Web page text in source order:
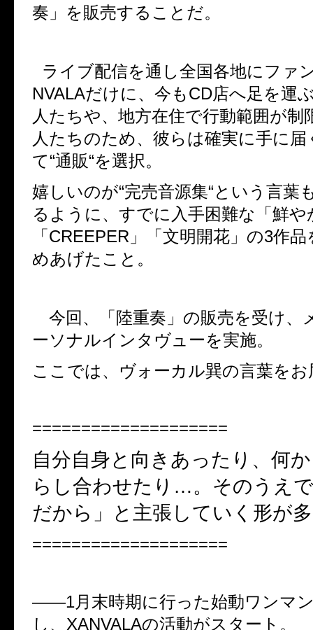
奏」を販売することだ。
ライブ配信を通し全国各地にファ
NVALAだけに、今もCD店へ足を運
人たちや、地方在住で行動範囲が制
人たちのため、彼らは確実に手に届
て“通販“を選択。
嬉しいのが“完売音源集“という言葉
るように、すでに入手困難な「鮮や
「 CREEPER 」「文明開花」の3作品
めあげたこと。
今回、「陸重奏」の販売を受け、
ーソナルインタヴューを実施。
ここでは、ヴォーカル巽の言葉を
====================
自分自身と向きあったり、何
らし合わせたり …。そのうえ
だから」と主張していく形が
====================
――1月末時期に行った始動ワンマ
し、 XANVALAの活動がスタート。